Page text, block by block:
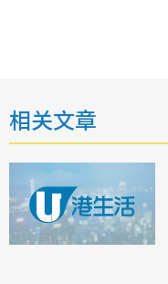
相关文章